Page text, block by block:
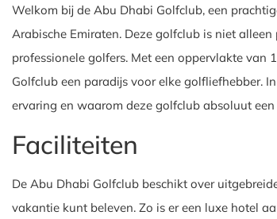
Welkom bij de Abu Dhabi Golfclub, een
Arabische Emiraten. Deze golfclub is niet
professionele golfers. Met een oppervlakte van
Golfclub een paradijs voor elke golfliefhebber.
ervaring en waarom deze golfclub absoluut
Faciliteiten
De Abu Dhabi Golfclub beschikt over
vakantie kunt beleven. Zo is er een luxe hotel